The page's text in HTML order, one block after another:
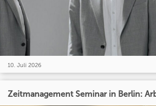
10. Juli 2026
Zeitmanagement Seminar in Berlin: